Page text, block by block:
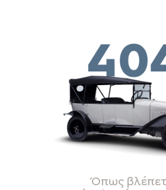
Όπως